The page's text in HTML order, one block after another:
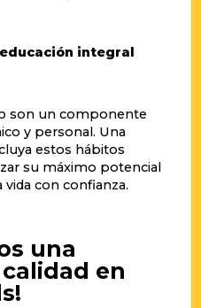
integral
son un componente
y personal. Una
estos hábitos
su máximo potencial
con confianza.
una
en